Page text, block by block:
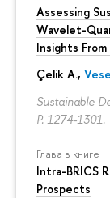
Assessing
Wavelet-
Insights
Çelik A.,
Sustainable
P. 1274-1301.
Глава в книге
Intra-BRICS
Prospects